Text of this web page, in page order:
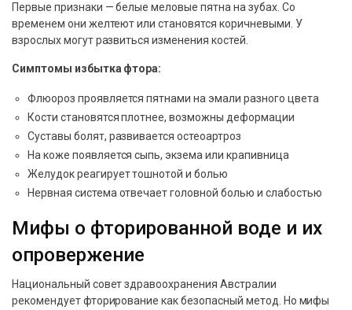
Первые признаки — белые меловые пятна на зубах. Со
временем они желтеют или становятся коричневыми. У
взрослых могут развиться изменения костей.
Симптомы избытка фтора:
Флюороз проявляется пятнами на эмали разного цвета
Кости становятся плотнее, возможны деформации
Суставы болят, развивается остеоартроз
На коже появляется сыпь, экзема или крапивница
Желудок реагирует тошнотой и болью
Нервная система отвечает головной болью и слабостью
Мифы о фторированной воде и их
опровержение
Национальный совет здравоохранения Австралии
рекомендует фторирование как безопасный метод. Но мифы